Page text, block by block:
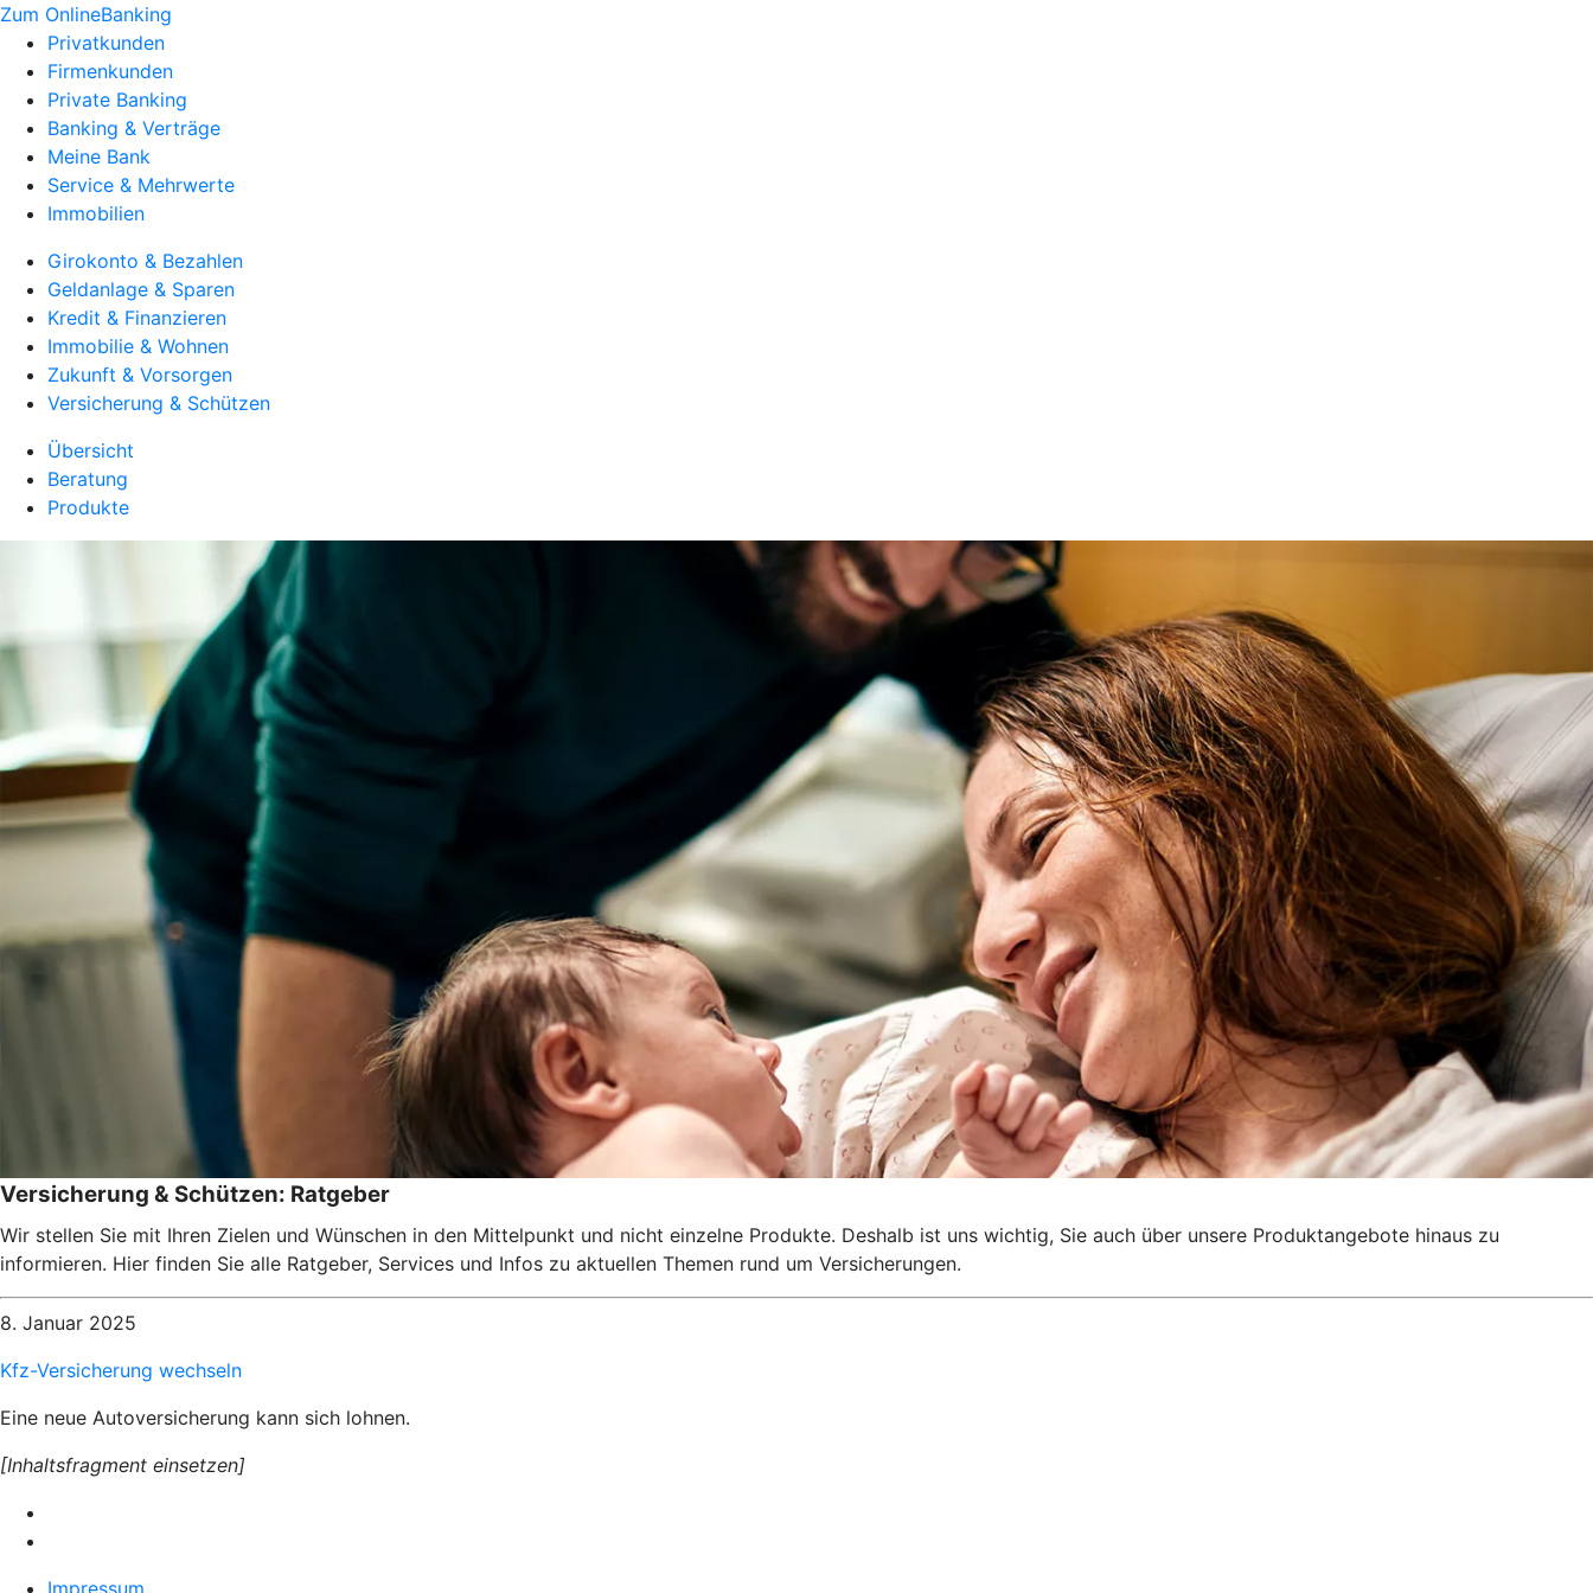
Zum OnlineBanking
Privatkunden
Firmenkunden
Private Banking
Banking & Verträge
Meine Bank
Service & Mehrwerte
Immobilien
Girokonto & Bezahlen
Geldanlage & Sparen
Kredit & Finanzieren
Immobilie & Wohnen
Zukunft & Vorsorgen
Versicherung & Schützen
Übersicht
Beratung
Produkte
Versicherung & Schützen: Ratgeber
Wir stellen Sie mit Ihren Zielen und Wünschen in den Mittelpunkt und nicht einzelne Produkte. Deshalb ist uns wichtig, Sie auch über unsere Produktangebote hinaus zu
informieren. Hier finden Sie alle Ratgeber, Services und Infos zu aktuellen Themen rund um Versicherungen.
8. Januar 2025
Kfz-Versicherung wechseln
Eine neue Autoversicherung kann sich lohnen.
[Inhaltsfragment einsetzen]
Impressum